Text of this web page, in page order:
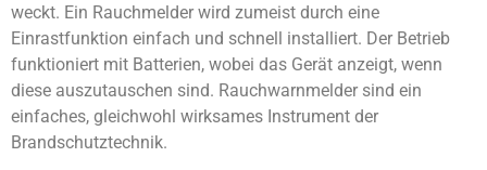
weckt. Ein Rauchmelder wird zumeist durch eine
Einrastfunktion einfach und schnell installiert. Der Betrieb
funktioniert mit Batterien, wobei das Gerät anzeigt, wenn
diese auszutauschen sind. Rauchwarnmelder sind ein
einfaches, gleichwohl wirksames Instrument der
Brandschutztechnik.